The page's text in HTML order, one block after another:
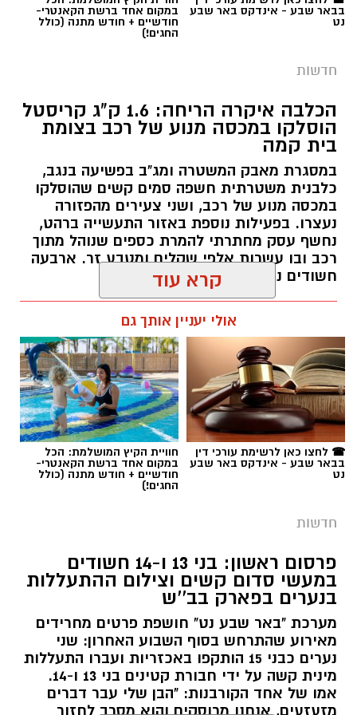
בבאר שבע - אינדקס באר שבע
נט
במקום אחד ברשת הקאנטרי-
חודשיים + חודש מתנה (כולל
החגים!)
חדשות
הכלבה איקרה הריחה: 1.6 ק"ג קריסטל
הוסלקו במכסה מנוע של רכב בצומת
בית קמה
במסגרת מאבק המשטרה ומג"ב בפשיעה בנגב,
כלבנית משטרתית חשפה סמים קשים שהוסלקו
במכסה מנוע של רכב, ושני צעירים מהפזורה
נעצרו. בפעילות נוספת באזור התעשייה ברהט,
נחשף עסק מחתרתי להמרת כספים שנוהל מתוך
רכב ובו עשרות אלפי שקלים ומטבע זר. ארבעה
חשודים נעצרו בסך הכל.
תגים:משטרה
קרדיט: משטרת ישראל
שוטרי המחוז הדרומי ולוחמי המשמר הלאומי של
קרא עוד
אולי יעניין אותך גם
☎ לחצו כאן לרשימת עורכי דין
בבאר שבע - אינדקס באר שבע
נט
חוויית הקיץ המושלמת: הכל
במקום אחד ברשת הקאנטרי-
חודשיים + חודש מתנה (כולל
החגים!)
חדשות
פרסום ראשון: בני 13 ו-14 חשודים
במעשי סדום קשים וצילום ההתעללות
בנערים בפארק בב''ש
מערכת "באר שבע נט" חושפת פרטים מחרידים
מאירוע שהתרחש בסוף השבוע האחרון: שני
נערים כבני 15 הותקפו באכזריות ועברו התעללות
מינית קשה על ידי חבורת קטינים בני 13 ו-14.
אמו של אחד הקורבנות: "הבן שלי עבר דברים
מזעזעים, אנחנו מרוסקים והוא מסרב לחזור